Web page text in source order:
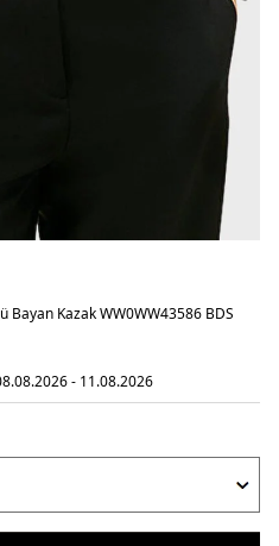
Bayan Kazak WW0WW43586 BDS
- 11.08.2026